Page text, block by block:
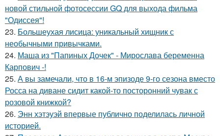
новой стильной фотосессии GQ для выхода фильма
"Одиссея"!
23. Большеухая лисица: уникальный хищник с
необычными привычками.
24. Маша из "Папиных Дочек" - Мирослава беременна
Карпович -!
25. А вы замечали, что в 16-м эпизоде 9-го сезона вместо
Росса на диване сидит какой-то посторонний чувак с
розовой книжкой?
26. Энн хэтэуэй впервые публично поделилась личной
историей.